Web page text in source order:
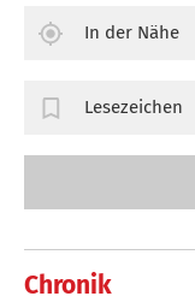
Chronik
In der Nähe
Lesezeichen